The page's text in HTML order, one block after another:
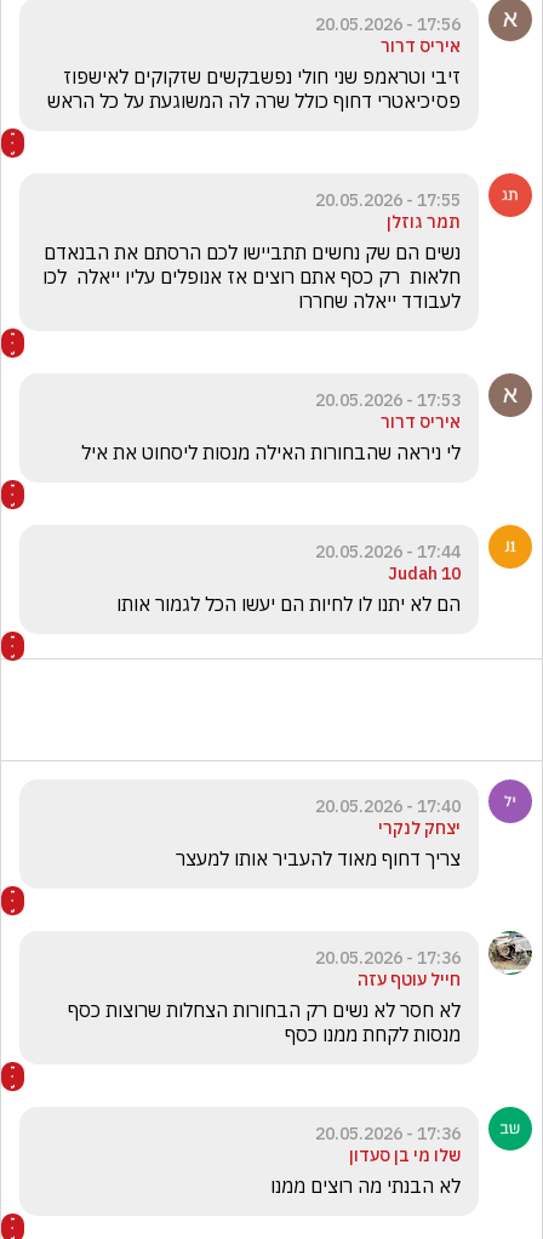
17:56 - 20.05.2026
איריס דרור
פסיכיאטרי דחוף כולל שרה לה המשוגעת על כל הראש
17:55 - 20.05.2026
תמר גוזלן
לעבודד ייאלה שחררו
17:53 - 20.05.2026
איריס דרור
לי ניראה שהבחורות האילה מנסות ליסחוט את איל
17:44 - 20.05.2026
Judah 10
‏הם לא יתנו לו לחיות הם יעשו הכל לגמור אותו
17:40 - 20.05.2026
יצחק לנקרי
צריך דחוף מאוד להעביר אותו למעצר
17:36 - 20.05.2026
חייל עוטף עזה
מנסות לקחת ממנו כסף
17:36 - 20.05.2026
שלו מי בן סעדון
לא הבנתי מה רוצים ממנו